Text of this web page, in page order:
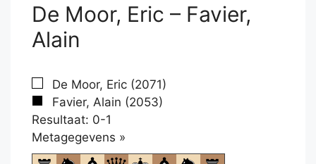
De Moor, Eric – Favier,
Alain
De Moor, Eric (2071)
Favier, Alain (2053)
Resultaat: 0-1
Metagegevens »
om